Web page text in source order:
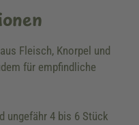
Fleisch, Knorpel und
für empfindliche
ungefähr 4 bis 6 Stück